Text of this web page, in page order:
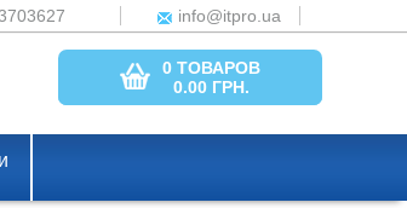
info@itpro.ua
0 ТОВАРОВ
0.00 ГРН.